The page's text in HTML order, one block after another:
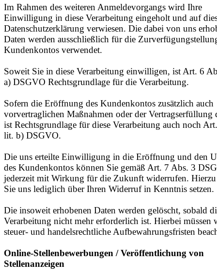
Im Rahmen des weiteren Anmeldevorgangs wird Ihre
Einwilligung in diese Verarbeitung eingeholt und auf
Datenschutzerklärung verwiesen. Die dabei von uns
Daten werden ausschließlich für die
Kundenkontos verwendet.
Soweit Sie in diese Verarbeitung einwilligen, ist Art. 6
a) DSGVO Rechtsgrundlage für die Verarbeitung.
Sofern die Eröffnung des Kundenkontos zusätzlich auch
vorvertraglichen Maßnahmen oder der Vertragserfüllung
ist Rechtsgrundlage für diese Verarbeitung auch noch
lit. b) DSGVO.
Die uns erteilte Einwilligung in die Eröffnung und den
des Kundenkontos können Sie gemäß Art. 7 Abs. 3
jederzeit mit Wirkung für die Zukunft widerrufen. Hierzu
Sie uns lediglich über Ihren Widerruf in Kenntnis setzen.
Die insoweit erhobenen Daten werden gelöscht, sobald
Verarbeitung nicht mehr erforderlich ist. Hierbei müssen
steuer- und handelsrechtliche Aufbewahrungsfristen
Online-Stellenbewerbungen / Veröffentlichung von
Stellenanzeigen